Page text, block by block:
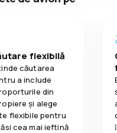
flexibilă
căutarea
a include
din
și alege
flexibile pentru
cea mai ieftină